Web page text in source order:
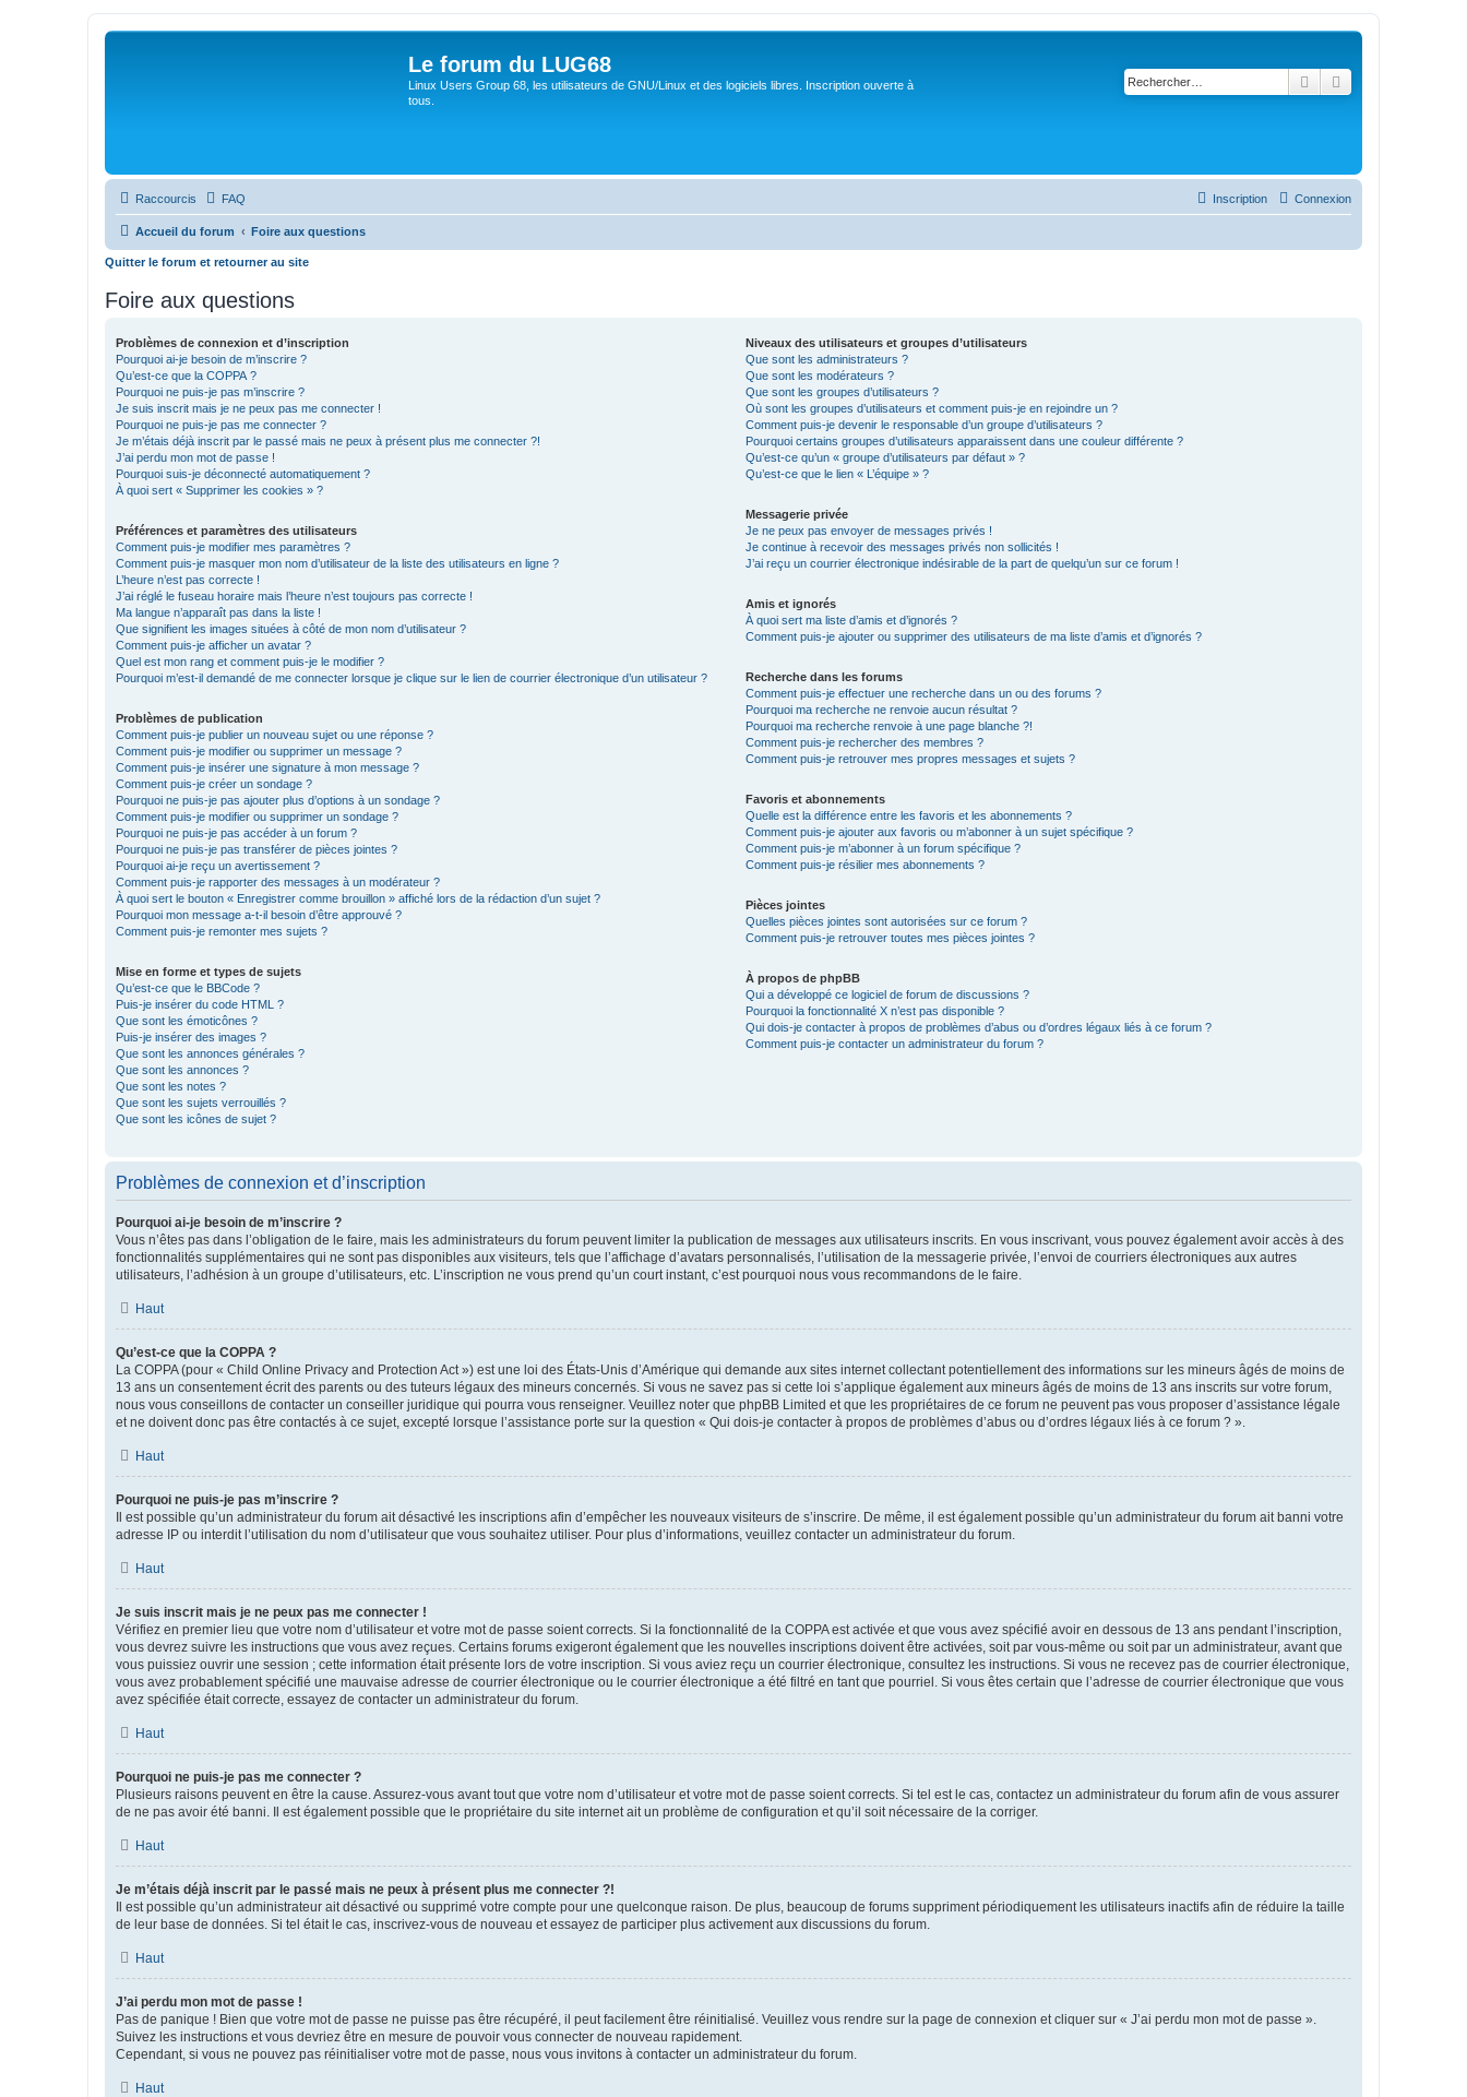
Le forum du LUG68
Linux Users Group 68, les utilisateurs de GNU/Linux et des logiciels libres. Inscription ouverte à
tous.
Rechercher
Raccourcis FAQ Connexion
Inscription
Accueil du forum Foire aux questions
Quitter le forum et retourner au site
Foire aux questions
Problèmes de connexion et d’inscription
Pourquoi ai-je besoin de m’inscrire ?
Qu’est-ce que la COPPA ?
Pourquoi ne puis-je pas m’inscrire ?
Je suis inscrit mais je ne peux pas me connecter !
Pourquoi ne puis-je pas me connecter ?
Je m’étais déjà inscrit par le passé mais ne peux à présent plus me connecter ?!
J’ai perdu mon mot de passe !
Pourquoi suis-je déconnecté automatiquement ?
À quoi sert « Supprimer les cookies » ?
Préférences et paramètres des utilisateurs
Comment puis-je modifier mes paramètres ?
Comment puis-je masquer mon nom d’utilisateur de la liste des utilisateurs en ligne ?
L’heure n’est pas correcte !
J’ai réglé le fuseau horaire mais l’heure n’est toujours pas correcte !
Ma langue n’apparaît pas dans la liste !
Que signifient les images situées à côté de mon nom d’utilisateur ?
Comment puis-je afficher un avatar ?
Quel est mon rang et comment puis-je le modifier ?
Pourquoi m’est-il demandé de me connecter lorsque je clique sur le lien de courrier électronique d’un utilisateur ?
Problèmes de publication
Comment puis-je publier un nouveau sujet ou une réponse ?
Comment puis-je modifier ou supprimer un message ?
Comment puis-je insérer une signature à mon message ?
Comment puis-je créer un sondage ?
Pourquoi ne puis-je pas ajouter plus d’options à un sondage ?
Comment puis-je modifier ou supprimer un sondage ?
Pourquoi ne puis-je pas accéder à un forum ?
Pourquoi ne puis-je pas transférer de pièces jointes ?
Pourquoi ai-je reçu un avertissement ?
Comment puis-je rapporter des messages à un modérateur ?
À quoi sert le bouton « Enregistrer comme brouillon » affiché lors de la rédaction d’un sujet ?
Pourquoi mon message a-t-il besoin d’être approuvé ?
Comment puis-je remonter mes sujets ?
Mise en forme et types de sujets
Qu’est-ce que le BBCode ?
Puis-je insérer du code HTML ?
Que sont les émoticônes ?
Puis-je insérer des images ?
Que sont les annonces générales ?
Que sont les annonces ?
Que sont les notes ?
Que sont les sujets verrouillés ?
Que sont les icônes de sujet ?
Niveaux des utilisateurs et groupes d’utilisateurs
Que sont les administrateurs ?
Que sont les modérateurs ?
Que sont les groupes d’utilisateurs ?
Où sont les groupes d’utilisateurs et comment puis-je en rejoindre un ?
Comment puis-je devenir le responsable d’un groupe d’utilisateurs ?
Pourquoi certains groupes d’utilisateurs apparaissent dans une couleur différente ?
Qu’est-ce qu’un « groupe d’utilisateurs par défaut » ?
Qu’est-ce que le lien « L’équipe » ?
Messagerie privée
Je ne peux pas envoyer de messages privés !
Je continue à recevoir des messages privés non sollicités !
J’ai reçu un courrier électronique indésirable de la part de quelqu’un sur ce forum !
Amis et ignorés
À quoi sert ma liste d’amis et d’ignorés ?
Comment puis-je ajouter ou supprimer des utilisateurs de ma liste d’amis et d’ignorés ?
Recherche dans les forums
Comment puis-je effectuer une recherche dans un ou des forums ?
Pourquoi ma recherche ne renvoie aucun résultat ?
Pourquoi ma recherche renvoie à une page blanche ?!
Comment puis-je rechercher des membres ?
Comment puis-je retrouver mes propres messages et sujets ?
Favoris et abonnements
Quelle est la différence entre les favoris et les abonnements ?
Comment puis-je ajouter aux favoris ou m’abonner à un sujet spécifique ?
Comment puis-je m’abonner à un forum spécifique ?
Comment puis-je résilier mes abonnements ?
Pièces jointes
Quelles pièces jointes sont autorisées sur ce forum ?
Comment puis-je retrouver toutes mes pièces jointes ?
À propos de phpBB
Qui a développé ce logiciel de forum de discussions ?
Pourquoi la fonctionnalité X n’est pas disponible ?
Qui dois-je contacter à propos de problèmes d’abus ou d’ordres légaux liés à ce forum ?
Comment puis-je contacter un administrateur du forum ?
Problèmes de connexion et d’inscription
Pourquoi ai-je besoin de m’inscrire ?
Vous n’êtes pas dans l’obligation de le faire, mais les administrateurs du forum peuvent limiter la publication de messages aux utilisateurs inscrits. En vous inscrivant, vous pouvez également avoir accès à des
fonctionnalités supplémentaires qui ne sont pas disponibles aux visiteurs, tels que l’affichage d’avatars personnalisés, l’utilisation de la messagerie privée, l’envoi de courriers électroniques aux autres
utilisateurs, l’adhésion à un groupe d’utilisateurs, etc. L’inscription ne vous prend qu’un court instant, c’est pourquoi nous vous recommandons de le faire.
Haut
Qu’est-ce que la COPPA ?
La COPPA (pour « Child Online Privacy and Protection Act ») est une loi des États-Unis d’Amérique qui demande aux sites internet collectant potentiellement des informations sur les mineurs âgés de moins de
13 ans un consentement écrit des parents ou des tuteurs légaux des mineurs concernés. Si vous ne savez pas si cette loi s’applique également aux mineurs âgés de moins de 13 ans inscrits sur votre forum,
nous vous conseillons de contacter un conseiller juridique qui pourra vous renseigner. Veuillez noter que phpBB Limited et que les propriétaires de ce forum ne peuvent pas vous proposer d’assistance légale
et ne doivent donc pas être contactés à ce sujet, excepté lorsque l’assistance porte sur la question « Qui dois-je contacter à propos de problèmes d’abus ou d’ordres légaux liés à ce forum ? ».
Haut
Pourquoi ne puis-je pas m’inscrire ?
Il est possible qu’un administrateur du forum ait désactivé les inscriptions afin d’empêcher les nouveaux visiteurs de s’inscrire. De même, il est également possible qu’un administrateur du forum ait banni votre
adresse IP ou interdit l’utilisation du nom d’utilisateur que vous souhaitez utiliser. Pour plus d’informations, veuillez contacter un administrateur du forum.
Haut
Je suis inscrit mais je ne peux pas me connecter !
Vérifiez en premier lieu que votre nom d’utilisateur et votre mot de passe soient corrects. Si la fonctionnalité de la COPPA est activée et que vous avez spécifié avoir en dessous de 13 ans pendant l’inscription,
vous devrez suivre les instructions que vous avez reçues. Certains forums exigeront également que les nouvelles inscriptions doivent être activées, soit par vous-même ou soit par un administrateur, avant que
vous puissiez ouvrir une session ; cette information était présente lors de votre inscription. Si vous aviez reçu un courrier électronique, consultez les instructions. Si vous ne recevez pas de courrier électronique,
vous avez probablement spécifié une mauvaise adresse de courrier électronique ou le courrier électronique a été filtré en tant que pourriel. Si vous êtes certain que l’adresse de courrier électronique que vous
avez spécifiée était correcte, essayez de contacter un administrateur du forum.
Haut
Pourquoi ne puis-je pas me connecter ?
Plusieurs raisons peuvent en être la cause. Assurez-vous avant tout que votre nom d’utilisateur et votre mot de passe soient corrects. Si tel est le cas, contactez un administrateur du forum afin de vous assurer
de ne pas avoir été banni. Il est également possible que le propriétaire du site internet ait un problème de configuration et qu’il soit nécessaire de la corriger.
Haut
Je m’étais déjà inscrit par le passé mais ne peux à présent plus me connecter ?!
Il est possible qu’un administrateur ait désactivé ou supprimé votre compte pour une quelconque raison. De plus, beaucoup de forums suppriment périodiquement les utilisateurs inactifs afin de réduire la taille
de leur base de données. Si tel était le cas, inscrivez-vous de nouveau et essayez de participer plus activement aux discussions du forum.
Haut
J’ai perdu mon mot de passe !
Pas de panique ! Bien que votre mot de passe ne puisse pas être récupéré, il peut facilement être réinitialisé. Veuillez vous rendre sur la page de connexion et cliquer sur « J’ai perdu mon mot de passe ».
Suivez les instructions et vous devriez être en mesure de pouvoir vous connecter de nouveau rapidement.
Cependant, si vous ne pouvez pas réinitialiser votre mot de passe, nous vous invitons à contacter un administrateur du forum.
Haut